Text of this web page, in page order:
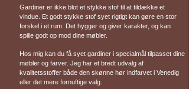
Gardiner er ikke blot et stykke stof til at tildække et
vindue. Et godt stykke stof syet rigtigt kan gøre en stor
forskel i et rum. Det hygger og giver karakter, og kan
spille godt op mod dine møbler.
Hos mig kan du få syet gardiner i specialmål tilpasset dine
møbler og farver. Jeg har et bredt udvalg af
kvalitetsstoffer både den skønne hør indfarvet i Venedig
eller det mere fornuftige valg.